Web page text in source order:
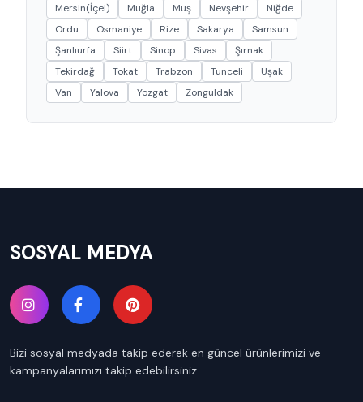
Mersin(İçel)
Muğla Muş Nevşehir
Niğde
Ordu
Osmaniye Rize Sakarya
Samsun
Şanlıurfa
Siirt Sinop Sivas
Şırnak
Tekirdağ
Tokat Trabzon Tunceli
Uşak
Van
Yalova Yozgat Zonguldak
SOSYAL MEDYA
Bizi sosyal medyada takip ederek en güncel ürünlerimizi ve
kampanyalarımızı takip edebilirsiniz.